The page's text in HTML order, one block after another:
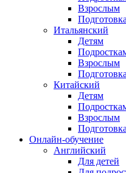
Взрослым
Итальянский
Детям
Взрослым
Китайский
Детям
Взрослым
Онлайн-обучение
Английский
Для детей